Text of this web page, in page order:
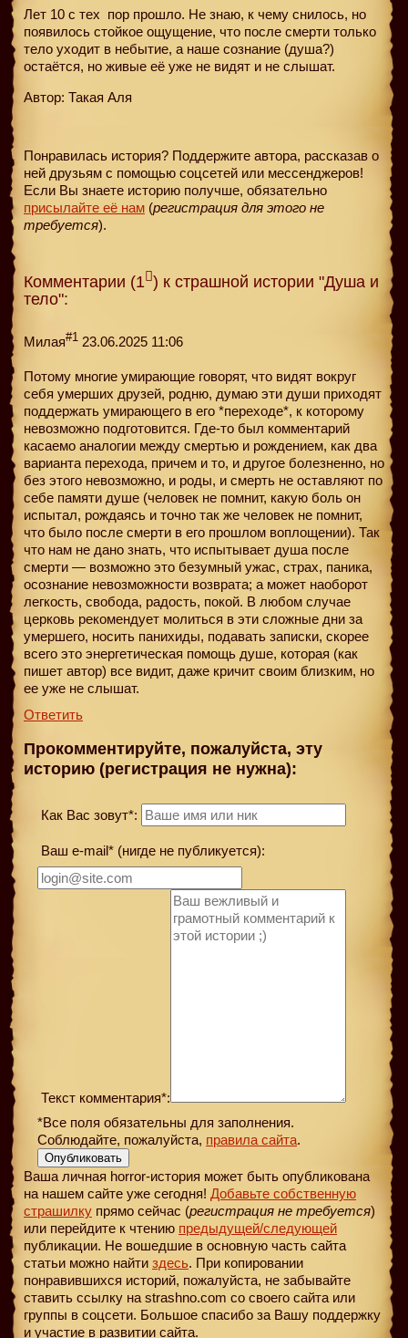
Лет 10 с тех пор прошло. Не знаю, к чему снилось, но
появилось стойкое ощущение, что после смерти только
тело уходит в небытие, а наше сознание (душа?)
остаётся, но живые её уже не видят и не слышат.
Автор: Такая Аля
Понравилась история? Поддержите автора, рассказав о
ней друзьям с помощью соцсетей или мессенджеров!
Если Вы знаете историю получше, обязательно
присылайте её нам (регистрация для этого не
требуется).
Комментарии (1 ) к страшной истории "Душа и
тело":
Милая#1 23.06.2025 11:06
Потому многие умирающие говорят, что видят вокруг
себя умерших друзей, родню, думаю эти души приходят
поддержать умирающего в его *переходе*, к которому
невозможно подготовится. Где-то был комментарий
касаемо аналогии между смертью и рождением, как два
варианта перехода, причем и то, и другое болезненно, но
без этого невозможно, и роды, и смерть не оставляют по
себе памяти душе (человек не помнит, какую боль он
испытал, рождаясь и точно так же человек не помнит,
что было после смерти в его прошлом воплощении). Так
что нам не дано знать, что испытывает душа после
смерти — возможно это безумный ужас, страх, паника,
осознание невозможности возврата; а может наоборот
легкость, свобода, радость, покой. В любом случае
церковь рекомендует молиться в эти сложные дни за
умершего, носить панихиды, подавать записки, скорее
всего это энергетическая помощь душе, которая (как
пишет автор) все видит, даже кричит своим близким, но
ее уже не слышат.
Ответить
Прокомментируйте, пожалуйста, эту
историю (регистрация не нужна):
Как Вас зовут*:
Ваш e-mail* (нигде не публикуется):
Текст комментария*:
*Все поля обязательны для заполнения.
Соблюдайте, пожалуйста, правила сайта.
Опубликовать
Ваша личная horror-история может быть опубликована
на нашем сайте уже сегодня! Добавьте собственную
страшилку прямо сейчас (регистрация не требуется)
или перейдите к чтению предыдущей/следующей
публикации. Не вошедшие в основную часть сайта
статьи можно найти здесь. При копировании
понравившихся историй, пожалуйста, не забывайте
ставить ссылку на strashno.com со своего сайта или
группы в соцсети. Большое спасибо за Вашу поддержку
и участие в развитии сайта.